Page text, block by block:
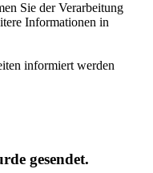
Sie der Verarbeitung
Informationen in
informiert werden
gesendet.